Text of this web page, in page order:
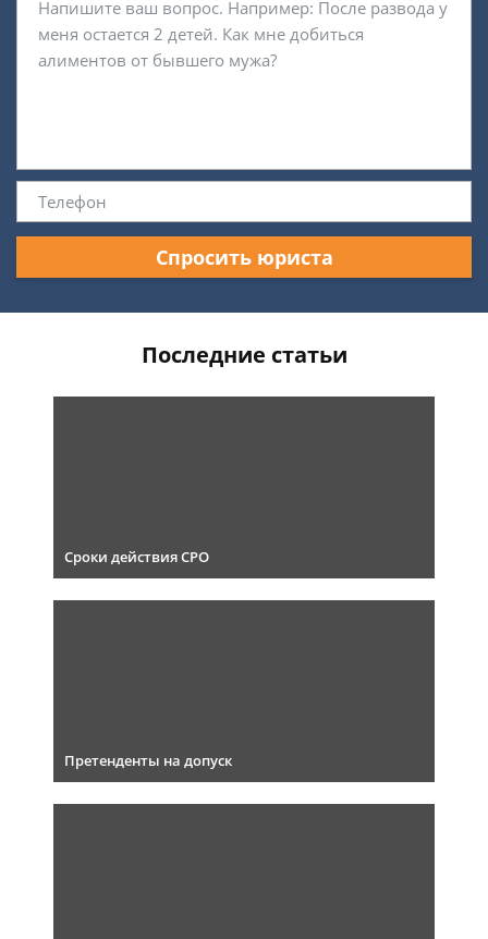
Спросить юриста
Последние статьи
Сроки действия СРО
Претенденты на допуск